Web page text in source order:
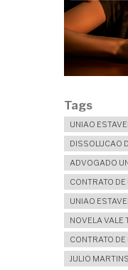
Tags
UNIAO ESTAVEL
DISSOLUCAO
ADVOGADO
CONTRATO DE
UNIAO
NOVELA VALE
CONTRATO
JULIO MARTINS